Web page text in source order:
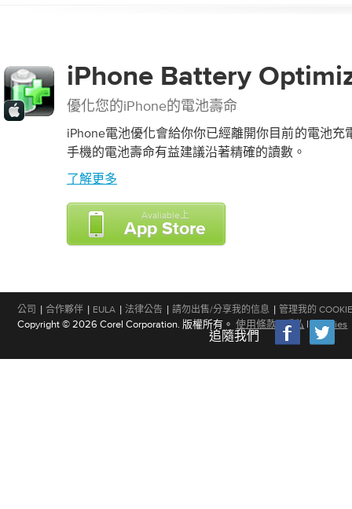
iPhone Battery
優化您的iPhone的電池壽命
iPhone電池優化會給你你已經離開你目前的電池充
手機的電池壽命有益建議沿著精確的讀數。
了解更多
Avaliable上
App Store
公司 | 合作夥伴 | EULA | 法律公告 | 請勿出售/分享我的信息 | 管理我的
Copyright © 2026 Corel Corporation. 版權所有。使用條款 隱私 | Cookies
追隨我們